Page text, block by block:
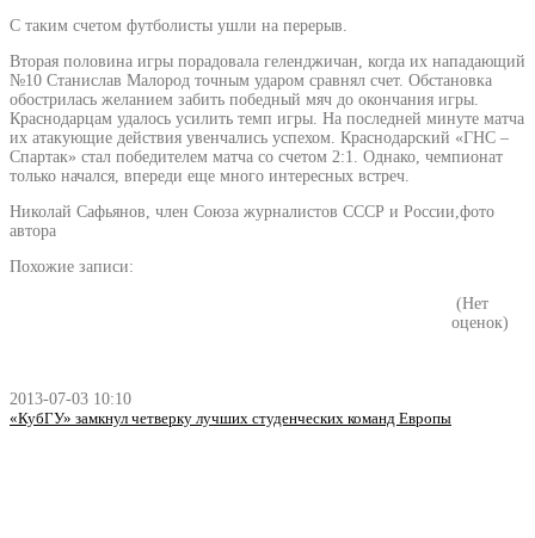
С таким счетом футболисты ушли на перерыв.
Вторая половина игры порадовала геленджичан, когда их нападающий
№10 Станислав Малород точным ударом сравнял счет. Обстановка
обострилась желанием забить победный мяч до окончания игры.
Краснодарцам удалось усилить темп игры. На последней минуте матча
их атакующие действия увенчались успехом. Краснодарский «ГНС –
Спартак» стал победителем матча со счетом 2:1. Однако, чемпионат
только начался, впереди еще много интересных встреч.
Николай Сафьянов, член Союза журналистов СССР и России,фото
автора
Похожие записи:
2013-07-03 10:10
«КубГУ» замкнул четверку лучших студенческих команд Европы
(Нет
оценок)